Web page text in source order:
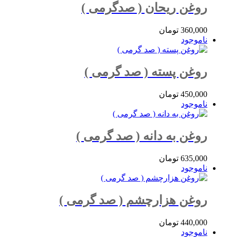
روغن ریحان ( صدگرمی )
360,000 تومان
ناموجود
روغن پسته ( صد گرمی )
450,000 تومان
ناموجود
روغن به دانه ( صد گرمی )
635,000 تومان
ناموجود
روغن هزارچشم ( صد گرمی )
440,000 تومان
ناموجود